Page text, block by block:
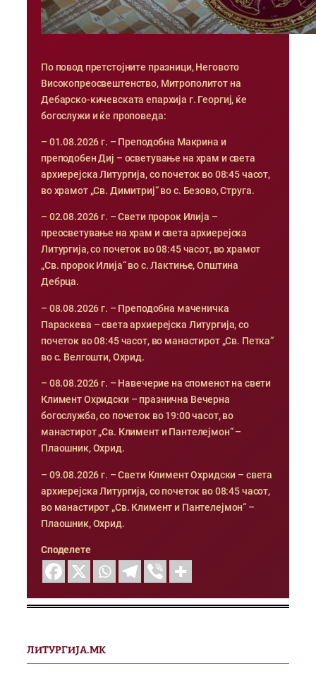
По повод претстојните празници, Неговото
Високопреосвештенство, Митрополитот на
Дебарско-кичевската епархија г. Георгиј, ќе
богослужи и ќе проповеда:
– 01.08.2026 г. – Преподобна Макрина и
преподобен Диј – осветување на храм и света
архиерејска Литургија, со почеток во 08:45 часот,
во храмот „Св. Димитриј“ во с. Безово, Струга.
– 02.08.2026 г. – Свети пророк Илија –
преосветување на храм и света архиерејска
Литургија, со почеток во 08:45 часот, во храмот
„Св. пророк Илија“ во с. Лактиње, Општина
Дебрца.
– 08.08.2026 г. – Преподобна маченичка
Параскева – света архиерејска Литургија, со
почеток во 08:45 часот, во манастирот „Св. Петка“
во с. Велгошти, Охрид.
– 08.08.2026 г. – Навечерие на споменот на свети
Климент Охридски – празнична Вечерна
богослужба, со почеток во 19:00 часот, во
манастирот „Св. Климент и Пантелејмон“ –
Плаошник, Охрид.
– 09.08.2026 г. – Свети Климент Охридски – света
архиерејска Литургија, со почеток во 08:45 часот,
во манастирот „Св. Климент и Пантелејмон“ –
Плаошник, Охрид.
Споделете
ЛИТУРГИЈА.МК